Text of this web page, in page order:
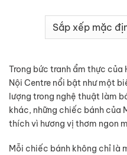
Trong bức tranh ẩm thực của
Nội Centre nổi bật như một
lượng trong nghệ thuật làm
khác, những chiếc bánh của
thích vì hương vị thơm ngon
Mỗi chiếc bánh không chỉ là